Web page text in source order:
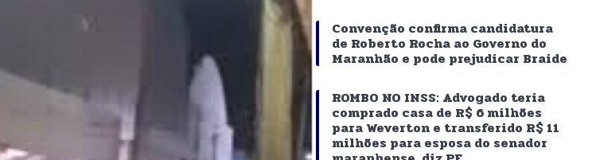
Convenção confirma candidatura
de Roberto Rocha ao Governo do
Maranhão e pode prejudicar Braide
ROMBO NO INSS: Advogado teria
comprado casa de R$ 6 milhões
para Weverton e transferido R$ 11
milhões para esposa do senador